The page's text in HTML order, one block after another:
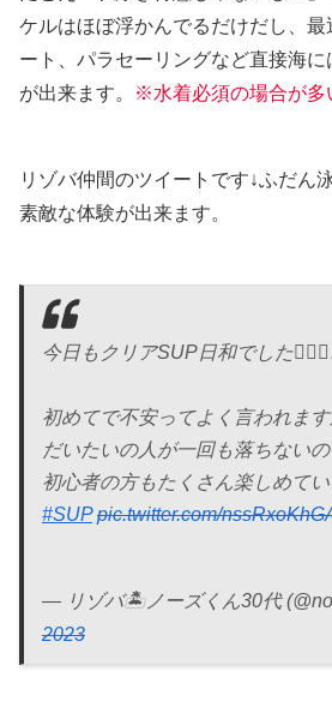
ケルはほぼ浮かんでるだけだし、
ート、パラセーリングなど直接海
が出来ます。
※水着必須の場合が多
リゾバ仲間のツイートです↓ふだん
素敵な体験が出来ます。
今日もクリアSUP日和でした
初めてで不安ってよく言われま
だいたいの人が一回も落ちない
初心者の方もたくさん楽しめて
#SUP pic.twitter.com/
— リゾバ🏝ノーズくん30代
2023